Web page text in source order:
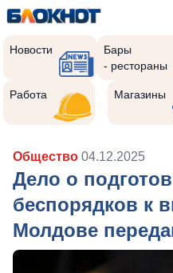
Новости
Бары
- рестораны
Работа Магазины
Общество 04.12.2025
Дело о
беспорядков к
Молдове